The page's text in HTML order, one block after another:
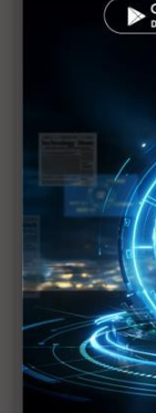
AI新創Mistral
FTC報告成
中國AI崛起
為享中國換
OpenAI的
潑冷水
思科CEO：中
愈趨複雜
川普抨擊歐